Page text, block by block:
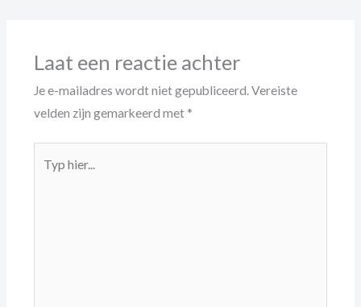
Laat een reactie achter
Je e-mailadres wordt niet gepubliceerd.Vereiste
velden zijn gemarkeerd met *
hier...